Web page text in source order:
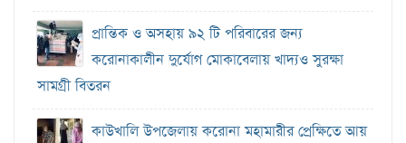
প্রান্তিক ও অসহায় ৯২ টি পরিবারের জন্য
করোনাকালীন দুর্যোগ মোকাবেলায় খাদ্যও সুরক্ষা
সামগ্রী বিতরন
কাউখালি উপজেলায় করোনা মহামারীর প্রেক্ষিতে আয়